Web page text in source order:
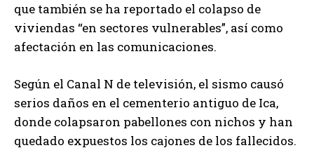
que también se ha reportado el colapso de
viviendas “en sectores vulnerables”, así como
afectación en las comunicaciones.
Según el Canal N de televisión, el sismo causó
serios daños en el cementerio antiguo de Ica,
donde colapsaron pabellones con nichos y han
quedado expuestos los cajones de los fallecidos.